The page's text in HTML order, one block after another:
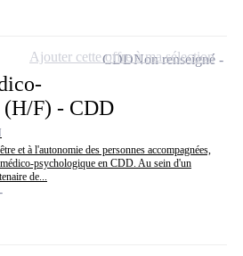
(H/F) - CDD
et à l'autonomie des personnes accompagnées,
psychologique en CDD. Au sein d'un
de...
CDDNon renseigné
Ajouter cette offre à ma sélection